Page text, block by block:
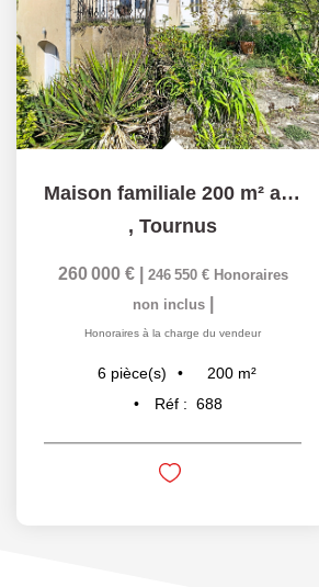
Maison familiale 200 m² avec terrain arboré
, Tournus
260 000 € 246 550 € Honoraires
non inclus
Honoraires à la charge du vendeur
6 pièce(s) 200 m²
Réf : 688